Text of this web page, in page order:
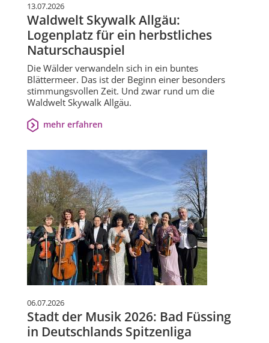
13.07.2026
Waldwelt Skywalk Allgäu:
Logenplatz für ein herbstliches
Naturschauspiel
Die Wälder verwandeln sich in ein buntes
Blättermeer. Das ist der Beginn einer besonders
stimmungsvollen Zeit. Und zwar rund um die
Waldwelt Skywalk Allgäu.
mehr erfahren
06.07.2026
Stadt der Musik 2026: Bad Füssing
in Deutschlands Spitzenliga